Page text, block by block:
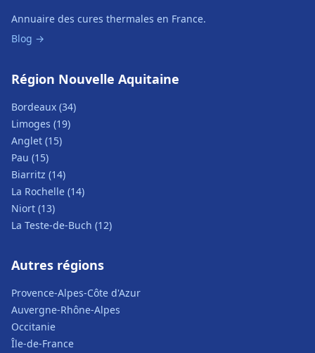
Annuaire des cures thermales en France.
Blog →
Région Nouvelle Aquitaine
Bordeaux (34)
Limoges (19)
Anglet (15)
Pau (15)
Biarritz (14)
La Rochelle (14)
Niort (13)
La Teste-de-Buch (12)
Autres régions
Provence-Alpes-Côte d'Azur
Auvergne-Rhône-Alpes
Occitanie
Île-de-France